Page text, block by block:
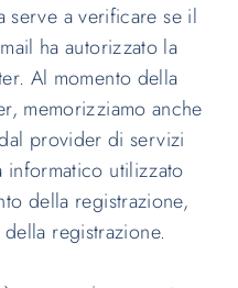
serve a verificare se il
ha autorizzato la
Al momento della
memorizziamo anche
provider di servizi
informatico utilizzato
della registrazione,
registrazione.